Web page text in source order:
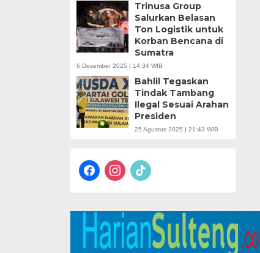
Trinusa Group
Salurkan Belasan
Ton Logistik untuk
Korban Bencana di
Sumatra
6 Desember 2025 | 14:34 WIB
Bahlil Tegaskan
Tindak Tambang
Ilegal Sesuai Arahan
Presiden
25 Agustus 2025 | 21:43 WIB
facebookinstagram
tiktok